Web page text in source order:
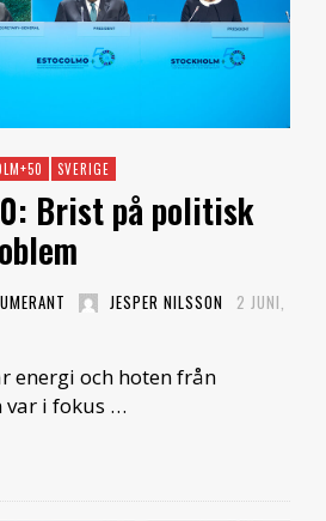
SVERIGE
Brist på politisk
JESPER NILSSON
2 JUNI,
energi och hoten från
var i fokus …